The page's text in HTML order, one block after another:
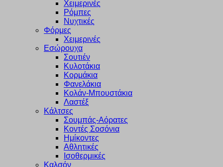
Χειμερινές
Ρόμπες
Νυχτικές
Φόρμες
Χειμερινές
Εσώρουχα
Σουτιέν
Κυλοτάκια
Κορμάκια
Φανελάκια
Κολάν-Μπουστάκια
Λαστέξ
Κάλτσες
Σουμπάς-Αόρατες
Κοντές Σοσόνια
Ημίκοντες
Αθλητικές
Ισοθερμικές
Καλσόν